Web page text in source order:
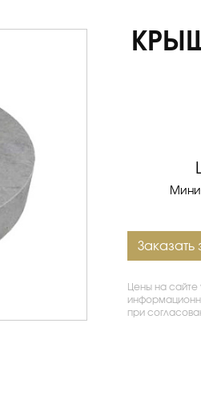
Заказать
Цены на сайте
при